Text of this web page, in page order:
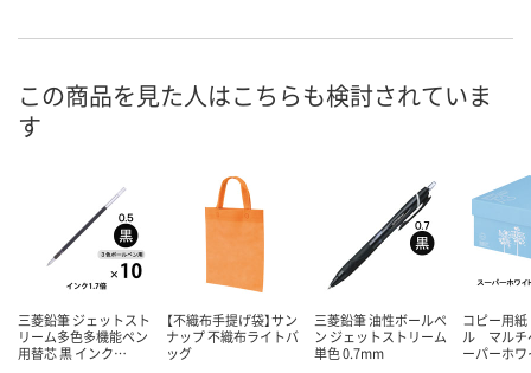
号
お届け日
数量
カゴへ カゴへ
数量
カ
この商品を見た人はこちらも検討されていま
す
三菱鉛筆 ジェットスト
リーム多色多機能ペン
用替芯 黒 インク…
【不織布手提げ袋】サン
ナップ 不織布ライトバ
ッグ
三菱鉛筆 油性ボールペ
ン ジェットストリーム
単色 0.7mm
コピー用
ル マルチ
ーパーホワ